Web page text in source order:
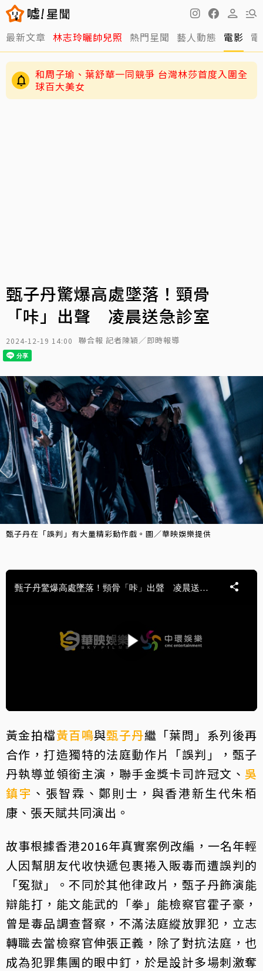
最新文章 林志玲曬帥兒照 熱門星聞 藝人動態 電影
和周子瑜、葉舒華一同競爭 台灣林莎首度入圍全
球百大美女
甄子丹驚爆高處墜落！頸骨
「咔」出聲 凌晨送急診室
2024-12-19 14:00 聯合報 記者陳穎／即時報導
甄子丹在「誤判」有大量精彩動作戲。圖／華映娛樂提供
黃金拍檔黃百鳴與甄子丹繼「葉問」系列後再
合作，打造獨特的法庭動作片「誤判」，甄子
丹執導並領銜主演，聯手金獎卡司許冠文、 吳
鎮宇 、張智霖、鄭則士，與香港新生代朱栢
康、張天賦共同演出。
故事根據香港2016年真實案例改編，一名年輕
人因幫朋友代收快遞包裹捲入販毒而遭誤判的
「冤獄」。不同於其他律政片，甄子丹飾演能
辯能打，能文能武的「拳」能檢察官霍子豪，
曾是毒品調查督察，不滿法庭縱放罪犯，立志
轉職去當檢察官伸張正義，除了對抗法庭，也
成為犯罪集團的眼中釘，於是設計多場刺激奪